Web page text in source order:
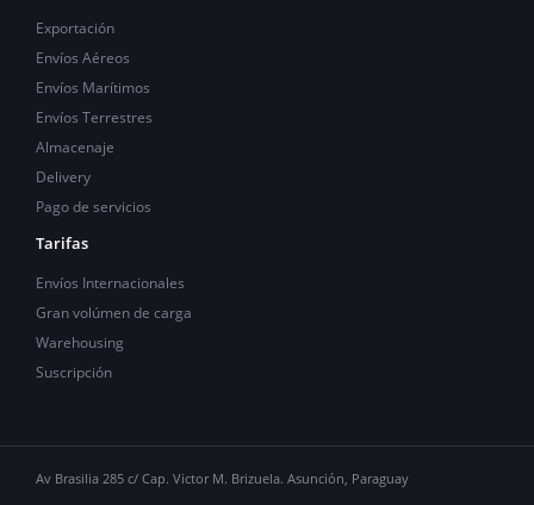
Exportación
Envíos Aéreos
Envíos Marítimos
Envíos Terrestres
Almacenaje
Delivery
Pago de servicios
Tarifas
Envíos Internacionales
Gran volúmen de carga
Warehousing
Suscripción
Av Brasilia 285 c/ Cap. Victor M. Brizuela. Asunción, Paraguay